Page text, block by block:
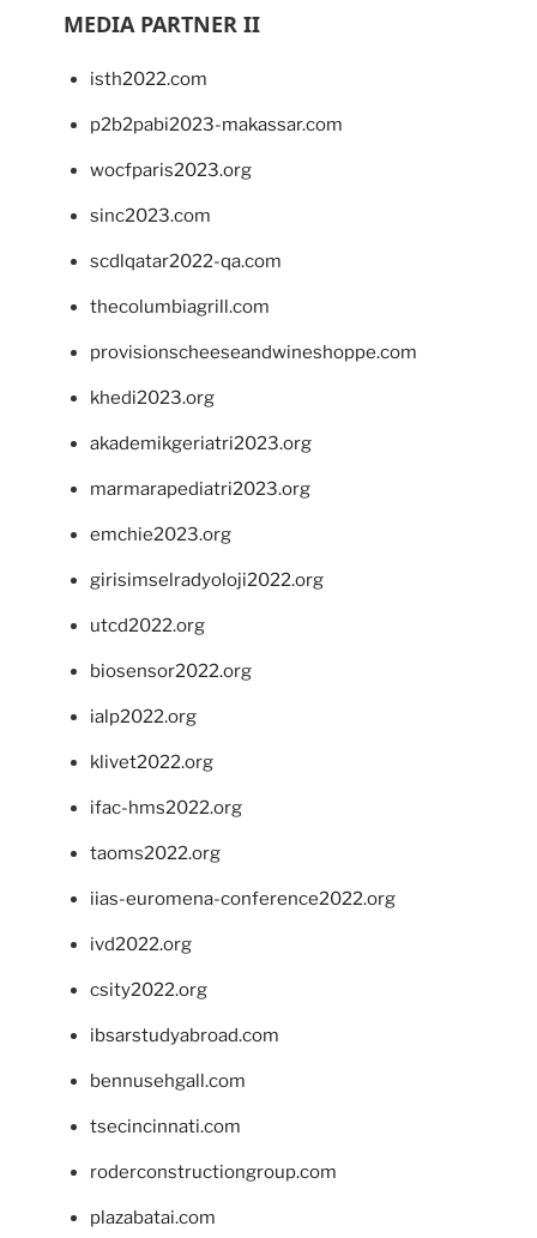
MEDIA PARTNER II
isth2022.com
p2b2pabi2023-makassar.com
wocfparis2023.org
sinc2023.com
scdlqatar2022-qa.com
thecolumbiagrill.com
provisionscheeseandwineshoppe.com
khedi2023.org
akademikgeriatri2023.org
marmarapediatri2023.org
emchie2023.org
girisimselradyoloji2022.org
utcd2022.org
biosensor2022.org
ialp2022.org
klivet2022.org
ifac-hms2022.org
taoms2022.org
iias-euromena-conference2022.org
ivd2022.org
csity2022.org
ibsarstudyabroad.com
bennusehgall.com
tsecincinnati.com
roderconstructiongroup.com
plazabatai.com